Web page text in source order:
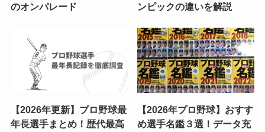
のオンパレード
ンピックの違いを解説
【2026年更新】プロ野球最
年長選手まとめ！歴代最高
【2026年プロ野球】おすす
め選手名鑑３選！データ充